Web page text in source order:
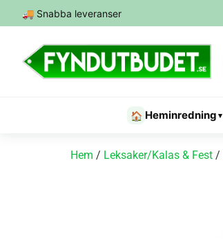
🚚 Snabba leveranser
🏠 Heminredning ▾
Hem / Leksaker/Kalas & Fest /